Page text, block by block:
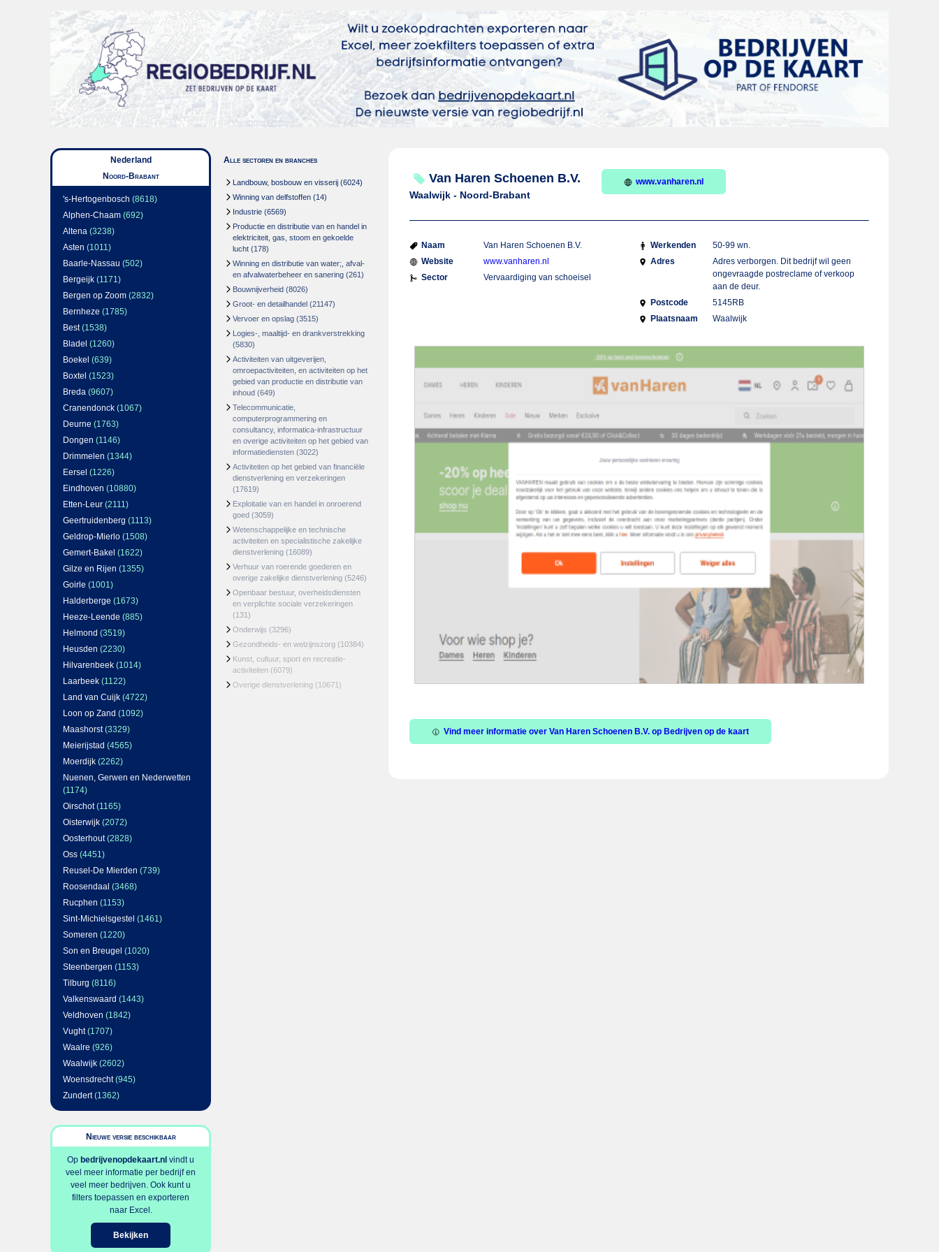
Nederland
Noord-Brabant
's-Hertogenbosch (8618)
Alphen-Chaam (692)
Altena (3238)
Asten (1011)
Baarle-Nassau (502)
Bergeijk (1171)
Bergen op Zoom (2832)
Bernheze (1785)
Best(1538)
Bladel (1260)
Boekel (639)
Boxtel (1523)
Breda (9607)
Cranendonck (1067)
Deurne (1763)
Dongen (1146)
Drimmelen (1344)
Eersel (1226)
Eindhoven (10880)
Etten-Leur (2111)
Geertruidenberg (1113)
Geldrop-Mierlo (1508)
Gemert-Bakel (1622)
Gilze en Rijen (1355)
Goirle (1001)
Halderberge (1673)
Heeze-Leende (885)
Helmond (3519)
Heusden (2230)
Hilvarenbeek (1014)
Laarbeek (1122)
Land van Cuijk (4722)
Loon op Zand (1092)
Maashorst(3329)
Meierijstad (4565)
Moerdijk (2262)
Nuenen, Gerwen en Nederwetten
(1174)
Oirschot(1165)
Oisterwijk (2072)
Oosterhout(2828)
Oss (4451)
Reusel-De Mierden (739)
Roosendaal (3468)
Rucphen (1153)
Sint-Michielsgestel (1461)
Someren (1220)
Son en Breugel (1020)
Steenbergen (1153)
Tilburg (8116)
Valkenswaard (1443)
Veldhoven (1842)
Vught(1707)
Waalre (926)
Waalwijk (2602)
Woensdrecht(945)
Zundert(1362)
Nieuwe versie beschikbaar
Op bedrijvenopdekaart.nl vindt u
veel meer informatie per bedrijf en
veel meer bedrijven. Ook kunt u
filters toepassen en exporteren
naar Excel.
Bekijken
Alle sectoren en branches
Landbouw, bosbouw en visserij (6024)
Winning van delfstoffen (14)
Industrie (6569)
Productie en distributie van en handel in
elektriciteit, gas, stoom en gekoelde
lucht (178)
Winning en distributie van water;, afval-
en afvalwaterbeheer en sanering (261)
Bouwnijverheid (8026)
Groot- en detailhandel (21147)
Vervoer en opslag (3515)
Logies-, maaltijd- en drankverstrekking
(5830)
Activiteiten van uitgeverijen,
omroepactiviteiten, en activiteiten op het
gebied van productie en distributie van
inhoud (649)
Telecommunicatie,
computerprogrammering en
consultancy, informatica-infrastructuur
en overige activiteiten op het gebied van
informatiediensten (3022)
Activiteiten op het gebied van financiële
dienstverlening en verzekeringen
(17619)
Exploitatie van en handel in onroerend
goed (3059)
Wetenschappelijke en technische
activiteiten en specialistische zakelijke
dienstverlening (16089)
Verhuur van roerende goederen en
overige zakelijke dienstverlening (5246)
Openbaar bestuur, overheidsdiensten
en verplichte sociale verzekeringen
(131)
Onderwijs (3296)
Gezondheids- en welzijnszorg (10384)
Kunst, cultuur, sport en recreatie-
activiteiten (6079)
Overige dienstverlening (10671)
Van Haren Schoenen B.V.
Waalwijk - Noord-Brabant
www.vanharen.nl
Naam
Van Haren Schoenen B.V.
Website
www.vanharen.nl
Sector
Vervaardiging van schoeisel
Werkenden
50-99 wn.
Adres
Adres verborgen. Dit bedrijf wil geen
ongevraagde postreclame of verkoop
aan de deur.
Postcode
5145RB
Plaatsnaam
Waalwijk
Vind meer informatie over Van Haren Schoenen B.V. op Bedrijven op de kaart